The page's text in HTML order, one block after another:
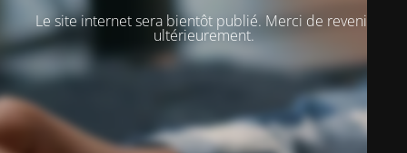
Le site internet sera bientôt publié. Merci de revenir
ultérieurement.